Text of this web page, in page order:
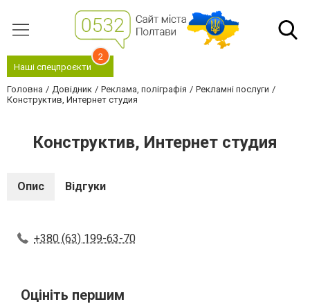
Наші спецпроєкти
2
Головна Довідник Реклама, поліграфія
Рекламні послуги
Конструктив, Интернет студия
Конструктив, Интернет студия
Опис Відгуки
+380 (63) 199-63-70
Оцініть першим